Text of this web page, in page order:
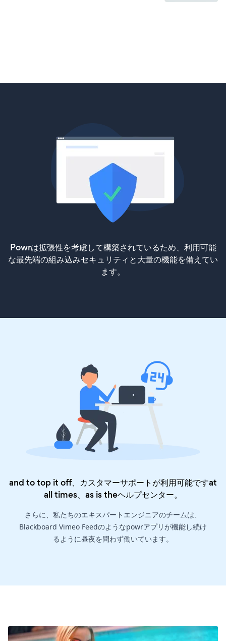
Powrは拡張性を考慮して構築されているため、利用可能
な最先端の組み込みセキュリティと大量の機能を備えてい
ます。
and to top it off、カスタマーサポートが利用可能ですat
all times、as is theヘルプセンター。
さらに、私たちのエキスパートエンジニアのチームは、
Blackboard Vimeo Feedのようなpowrアプリが機能し続け
るように昼夜を問わず働いています。